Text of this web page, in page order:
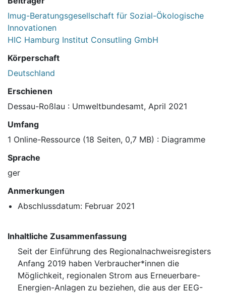
Imug-Beratungsgesellschaft für Sozial-Ökologische
Innovationen
HIC Hamburg Institut Consutling GmbH
Körperschaft
Deutschland
Erschienen
Dessau-Roßlau : Umweltbundesamt, April 2021
Umfang
1 Online-Ressource (18 Seiten, 0,7 MB) : Diagramme
Sprache
ger
Anmerkungen
Abschlussdatum: Februar 2021
Inhaltliche Zusammenfassung
Seit der Einführung des Regionalnachweisregisters
Anfang 2019 haben Verbraucher*innen die
Möglichkeit, regionalen Strom aus Erneuerbare-
Energien-Anlagen zu beziehen, die aus der EEG-